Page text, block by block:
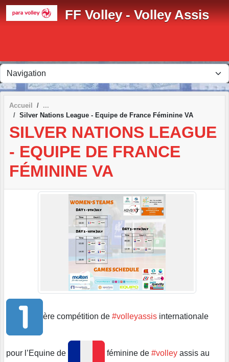
FF Volley - Volley Assis
Accueil
Silver Nations League - Equipe de France Féminine VA
SILVER NATIONS LEAGUE
- EQUIPE DE FRANCE
FÉMININE VA
ère compétition de #volleyassis internationale
pour l’Equine de féminine de #volley assis au
Panneau de gestion des cookies